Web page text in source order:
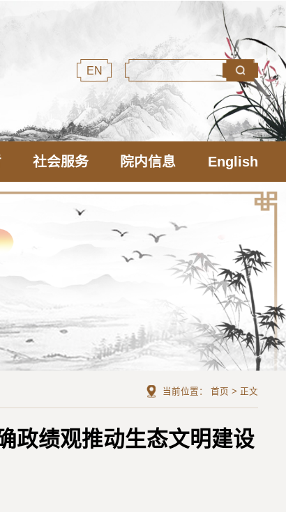
EN
社会服务 院内信息 English
当前位置： 首页 > 正文
绩观推动生态文明建设